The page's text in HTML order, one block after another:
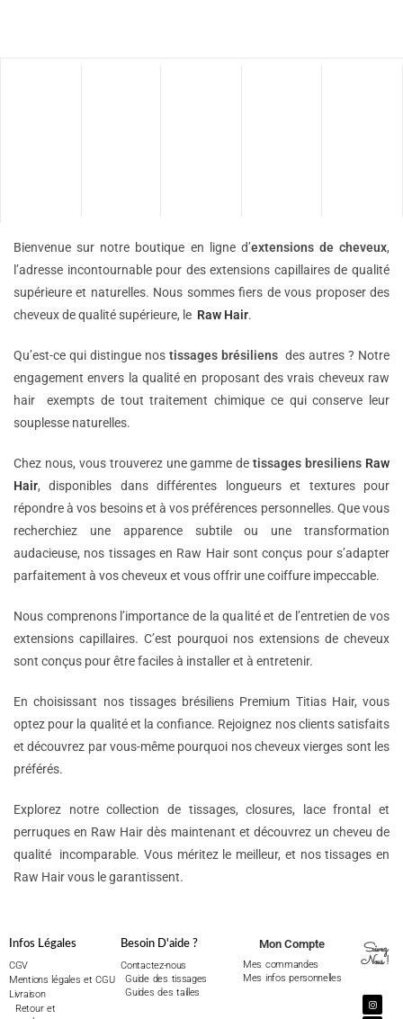
Bienvenue sur notre boutique en ligne d’extensions decheveux,
l’adresse incontournable pour des extensions capillaires de qualité
supérieure et naturelles. Nous sommes fiers de vous proposer des
cheveux de qualité supérieure, le Raw Hair.
Qu’est-ce qui distingue nos tissages brésiliens des autres ? Notre
engagement envers la qualité en proposant des vrais cheveux raw
hair exempts de tout traitement chimique ce qui conserve leur
souplesse naturelles.
Chez nous, vous trouverez une gamme detissages bresiliens Raw
Hair, disponibles dans différentes longueurs et textures pour
répondre à vos besoins et à vos préférences personnelles. Que vous
recherchiez une apparence subtile ou une transformation
audacieuse, nos tissages en Raw Hair sont conçus pour s’adapter
parfaitement à vos cheveux et vous offrir une coiffure impeccable.
Nous comprenons l’importance de la qualité et de l’entretien de vos
extensions capillaires. C’est pourquoi nos extensions de cheveux
sont conçus pour être faciles à installer et à entretenir.
En choisissant nos tissages brésiliens Premium Titias Hair, vous
optez pour la qualité et la confiance. Rejoignez nos clients satisfaits
et découvrez par vous-même pourquoi nos cheveux vierges sont les
préférés.
Explorez notre collection de tissages, closures, lace frontal et
perruques en Raw Hair dès maintenant et découvrez un cheveu de
qualité incomparable. Vous méritez le meilleur, et nos tissages en
Raw Hair vous le garantissent.
Infos Légales
CGV
Mentions légales et CGU
Livraison
Retour et
Besoin D'aide ?
Contactez-nous
Guide des tissages
Guides des tailles
Mon Compte
Mes commandes
Mes infos personnelles
Suivez
Nous !